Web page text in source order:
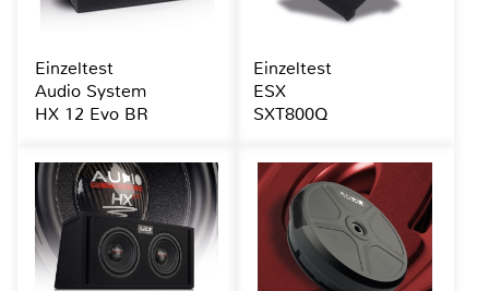
Einzeltest
Audio System
HX 12 Evo BR
Einzeltest
ESX
SXT800Q